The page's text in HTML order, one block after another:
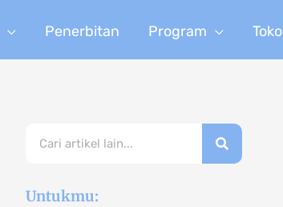
Penerbitan Program Toko
Untukmu: